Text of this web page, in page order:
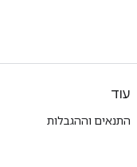
עוד
התנאים וההגבלות